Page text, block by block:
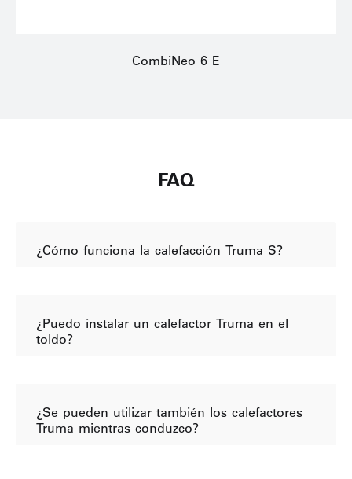
CombiNeo 6 E
FAQ
¿Cómo funciona la calefacción Truma S?
¿Puedo instalar un calefactor Truma en el
toldo?
¿Se pueden utilizar también los calefactores
Truma mientras conduzco?